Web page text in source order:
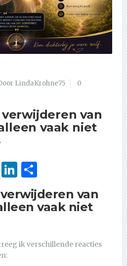
LindaKrohne75
0
van
vaak niet
GmailLinkedIn
van
vaak niet
ik verschillende reacties